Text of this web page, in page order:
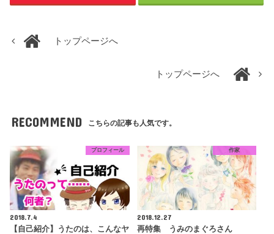
トップページへ
トップページへ
RECOMMEND こちらの記事も人気です。
プロフィール
2018.7.4
【自己紹介】うたのは、こんなヤ
作家
2018.12.27
再特集 うみのまぐろさん